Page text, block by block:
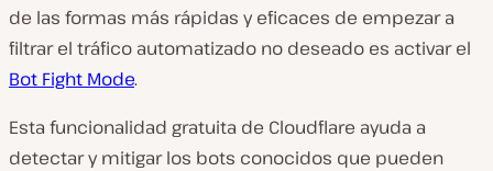
de las formas más rápidas y eficaces de empezar a
filtrar el tráfico automatizado no deseado es activar el
Bot Fight Mode.
Esta funcionalidad gratuita de Cloudflare ayuda a
detectar y mitigar los bots conocidos que pueden